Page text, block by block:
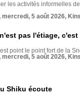
les activités informelles
mercredi, 5 août 2026,
pas l'étiage,
point le point fort de la
mercredi, 5 août 2026,
Shiku écoute